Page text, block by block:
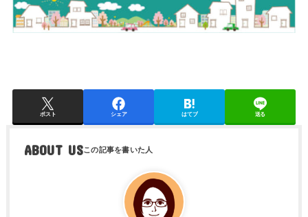
ポスト シェア はてブ 送る
ABOUT US